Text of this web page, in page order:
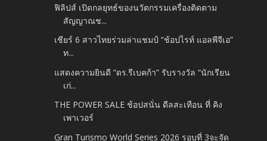
ฟิลิปส์ เปิดกลยุทธ์ของนวัตกรรมเครื่องติดตาม
สัญญาณช...
เชียร์ 6 สาวไทยร่วมล่าแชมป์ “ช้อปไรท์ แอลพีจีเอ”
ท...
แสดงความยินดี “ดร.รีเบคก้า” รับรางวัล “นักเรียน
เก่...
THE POWER SALE ช้อปสนั่น ดีลสะเทือน ที่ คิง
เพาเวอร์
Gran Turismo World Series 2026 รอบที่ 3จะจัด